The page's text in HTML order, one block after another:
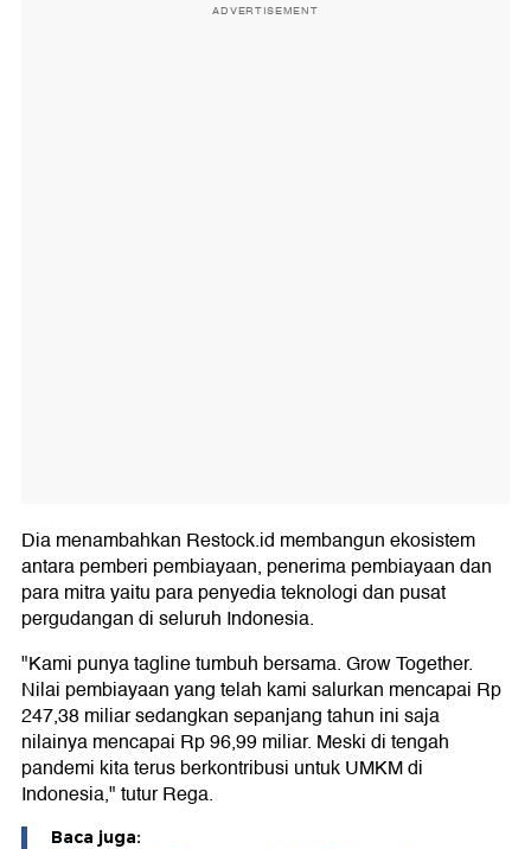
ADVERTISEMENT
Dia menambahkan Restock.id membangun ekosistem
antara pemberi pembiayaan, penerima pembiayaan dan
para mitra yaitu para penyedia teknologi dan pusat
pergudangan di seluruh Indonesia.
"Kami punya tagline tumbuh bersama. Grow Together.
Nilai pembiayaan yang telah kami salurkan mencapai Rp
247,38 miliar sedangkan sepanjang tahun ini saja
nilainya mencapai Rp 96,99 miliar. Meski di tengah
pandemi kita terus berkontribusi untuk UMKM di
Indonesia," tutur Rega.
Baca juga: